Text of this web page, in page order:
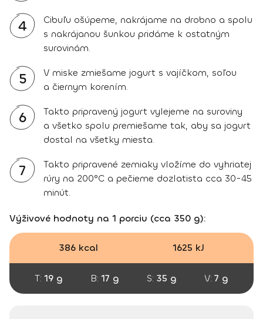
4
Cibuľu ošúpeme, nakrájame na drobno a spolu
s nakrájanou šunkou pridáme k ostatným
surovinám.
5
V miske zmiešame jogurt s vajíčkom, soľou
a čiernym korením.
6
Takto pripravený jogurt vylejeme na suroviny
a všetko spolu premiešame tak, aby sa jogurt
dostal na všetky miesta.
7
Takto pripravené zemiaky vložíme do vyhriatej
rúry na 200°C a pečieme dozlatista cca 30-45
minút.
Výživové hodnoty na 1 porciu (cca 350 g):
386 kcal 1625 kJ
T: 19 g B: 17 g S: 35 g V: 7 g